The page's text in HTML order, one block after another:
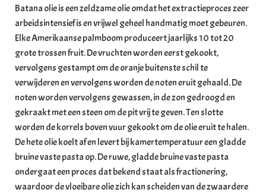
Batana olie is een zeldzame olie omdat het extractieproces zeer
arbeidsintensief is en vrijwel geheel handmatig moet gebeuren.
Elke Amerikaanse palmboom produceert jaarlijks 10 tot 20
grote trossen fruit. De vruchten worden eerst gekookt,
vervolgens gestampt om de oranje buitenste schil te
verwijderen en vervolgens worden de noten eruit gehaald. De
noten worden vervolgens gewassen, in de zon gedroogd en
gekraakt met een steen om de pit vrij te geven. Ten slotte
worden de korrels boven vuur gekookt om de olie eruit te halen.
De hete olie koelt af en levert bij kamertemperatuur een gladde
bruine vaste pasta op. De ruwe, gladde bruine vaste pasta
ondergaat een proces dat bekend staat als fractionering,
waardoor de vloeibare olie zich kan scheiden van de zwaardere